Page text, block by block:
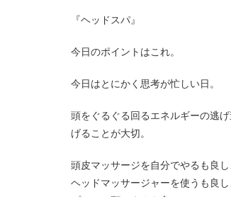
『ヘッドスパ』
今日のポイントはこれ。
今日はとにかく思考が忙しい日。
頭をぐるぐる回るエネルギーの逃
げることが大切。
頭皮マッサージを自分でやるも良し
ヘッドマッサージャーを使うも良し